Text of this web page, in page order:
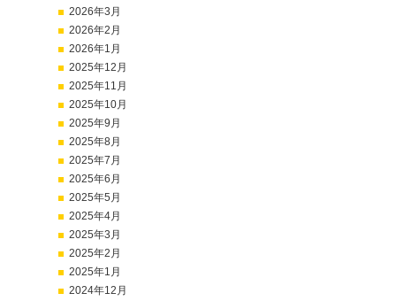
2026年3月
2026年2月
2026年1月
2025年12月
2025年11月
2025年10月
2025年9月
2025年8月
2025年7月
2025年6月
2025年5月
2025年4月
2025年3月
2025年2月
2025年1月
2024年12月